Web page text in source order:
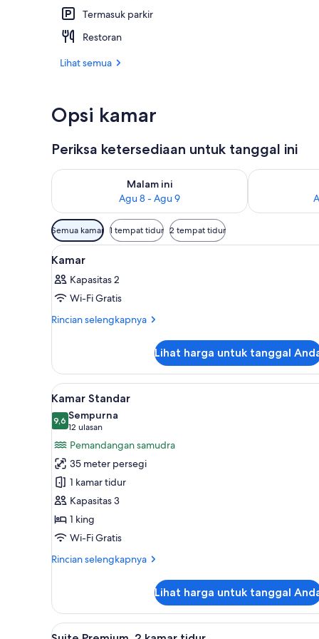
Termasuk parkir
Restoran
Lihat semua
Opsi kamar
Periksa ketersediaan untuk tanggal ini
Malam ini
Agu 8 - Agu 9
Periksa ketersediaan untuk malam ini Agu 8 - Agu 9
Periksa
Filter
tersedia
untuk
Semua kamar 1 tempat tidur 2 tempat tidur
Lihat
semua
foto
untuk
Kamar
Seprai premium, minibar,
5
Kamar
Kapasitas 2
Wi-Fi Gratis
Rincian selengkapnya
Rincian
Kamar
Lihat harga untuk tanggal
Lihat
semua
foto
untuk
Kamar
Standar
Kamar Standar | Seprai
7
Kamar Standar
9,69,6 dari 10
Sempurna
12 ulasan
(12
ulasan)
Pemandangan samudra
35 meter persegi
1 kamar tidur
Kapasitas 3
1 king
Wi-Fi Gratis
Rincian selengkapnya
Rincian
Kamar
Standar
Lihat harga untuk tanggal
Lihat
Suite Premium, 2 kamar tidur
21